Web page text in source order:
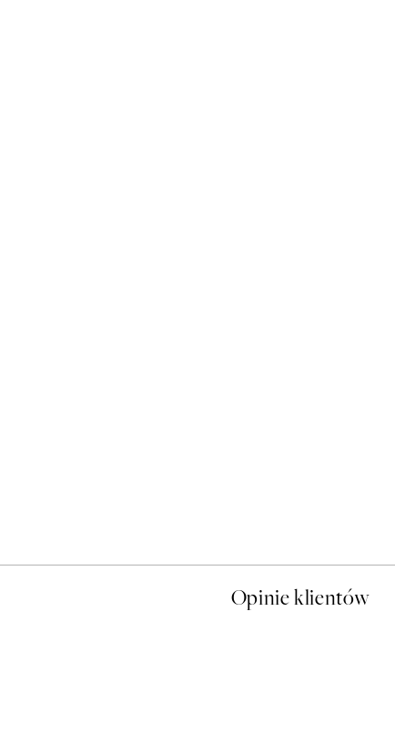
Opinie klientów